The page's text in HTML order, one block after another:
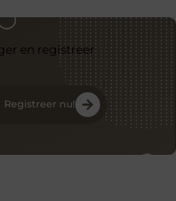
en registreer
Registreer nu!